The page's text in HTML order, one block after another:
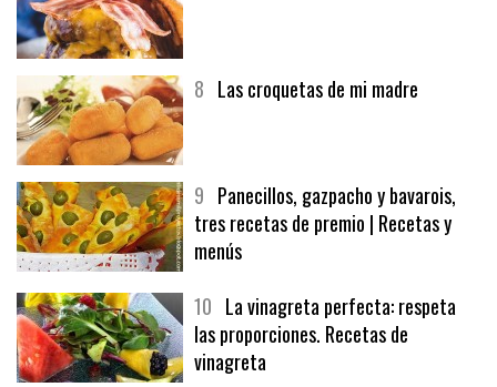
8 Las croquetas de mi madre
9 Panecillos, gazpacho y bavarois,
tres recetas de premio | Recetas y
menús
10 La vinagreta perfecta: respeta
las proporciones. Recetas de
vinagreta